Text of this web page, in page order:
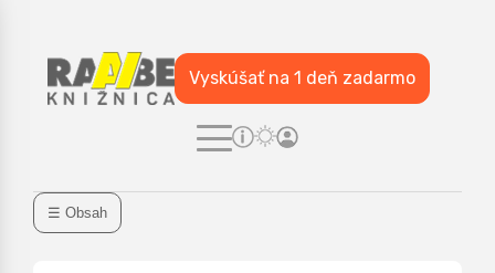
Vyskúšať na 1 deň zadarmo
☰ Obsah